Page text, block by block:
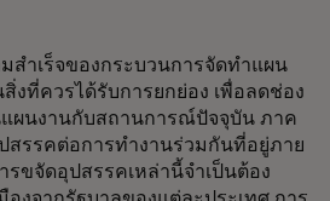
สำเร็จของกระบวนการจัดทำแผน
งที่ควรได้รับการยกย่อง เพื่อลดช่อง
แผนงานกับสถานการณ์ปัจจุบัน ภาค
สรรคต่อการทำงานร่วมกันที่อยู่ภาย
ขจัดอุปสรรคเหล่านี้จำเป็นต้อง